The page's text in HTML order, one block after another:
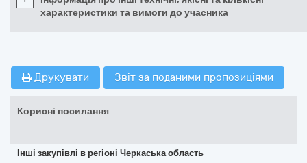
характеристики та вимоги до учасника
Друкувати Звіт за поданими пропозиціями
Корисні посилання
Інші закупівлі в регіоні Черкаська область